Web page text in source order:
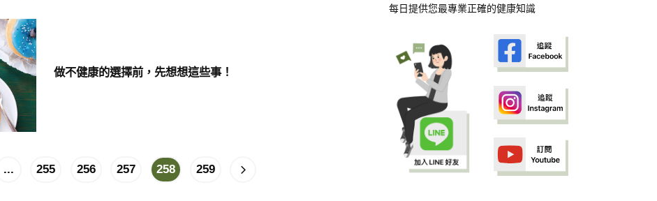
做不健康的選擇前，先想想這些事！
... 255 256 257 258 259
每日提供您最專業正確的健康知識